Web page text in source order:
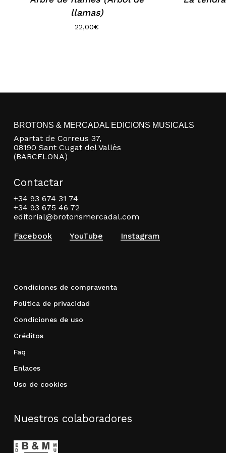
llamas)
22,00€
BROTONS & MERCADAL EDICIONS MUSICALS
Apartat de Correus 37,
08190 Sant Cugat del Vallès
(BARCELONA)
Contactar
+34 93 674 31 74
+34 93 675 46 72
editorial@brotonsmercadal.com
Facebook
YouTube Instagram
Condiciones de compraventa
Política de privacidad
Condiciones de uso
Créditos
Faq
Enlaces
Uso de cookies
Nuestros colaboradores